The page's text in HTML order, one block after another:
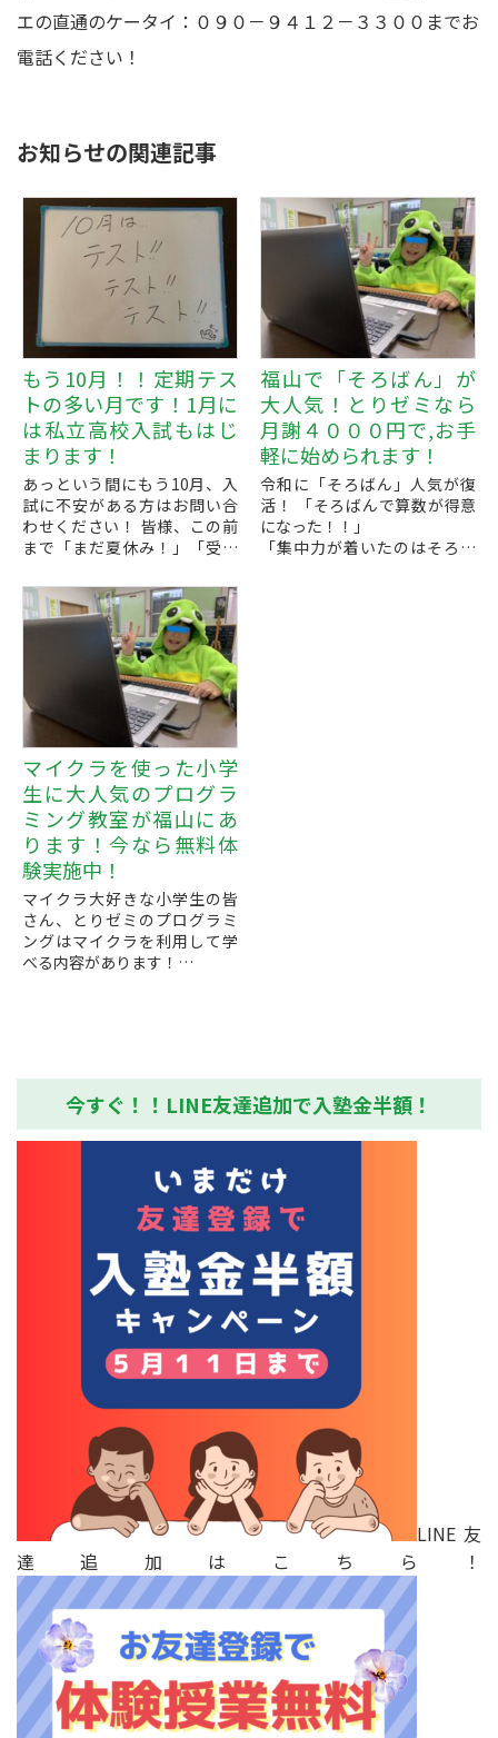
エの直通のケータイ：０９０－９４１２－３３００までお
電話ください！
お知らせの関連記事
もう10月！！定期テス
トの多い月です！1月に
は私立高校入試もはじ
まります！
あっという間にもう10月、入
試に不安がある方はお問い合
わせください！ 皆様、この前
まで「まだ夏休み！」「受験
かと思いますが、はやくも10
月になりました！
毎年１１...
福山で「そろばん」が
大人気！とりゼミなら
月謝４０００円で,お手
軽に始められます！
令和に「そろばん」人気が復
活！ 「そろばんで算数が得意
になった！！」
「集中力が着いたのはそろば
マイクラを使った小学
生に大人気のプログラ
ミング教室が福山にあ
ります！今なら無料体
験実施中！
マイクラ大好きな小学生の皆
さん、とりゼミのプログラミ
ングはマイクラを利用して学
べる内容があります！
今すぐ！！LINE友達追加で入塾金半額！
LINE友
達追加はこちら！